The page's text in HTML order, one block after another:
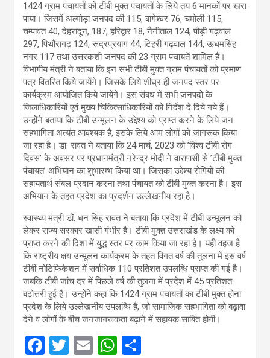
1424 ग्राम पंचायतों को टीबी मुक्त पंचायतों के लिये तय 6 मानकों पर खरा
पाया। जिसमें अल्मोड़ा जनपद की 115, बागेश्वर 76, चमोली 115,
चम्पावत 40, देहरादून, 187, हरिद्वार 18, नैनीताल 124, पौड़ी गढ़वाल
297, पिथौरागढ़ 124, रूद्रप्रयाग 44, टिहरी गढ़वाल 144, ऊधमसिंह
नगर 117 तथा उत्तरकशी जनपद की 23 ग्राम पंचायतें शामिल है।
विभागीय मंत्री ने बताया कि इन सभी टीबी मुक्त ग्राम पंचायतों को प्रमाण
पत्र वितरित किये जायेंगे। जिसके लिये शीघ्र ही जनपद स्तर पर
कार्यक्रम आयोजित किये जायेंगे। इस संबंध में सभी जनपदों के
जिलाधिकारियों एवं मुख्य चिकित्साधिकारियों को निर्देश दे दिये गये हैं।
उन्होंने बताया कि टीबी उन्मूलन के उद्देश्य को प्राप्त करने के लिये जन
सहभागिता अत्यंत आवश्यक है, इसके लिये आम लोगों को जागरूक किया
जा रहा है। डा. रावत ने बताया कि 24 मार्च, 2023 को ’विश्व टीबी रोग
दिवस’ के अवसर पर प्रधानमंत्री नरेन्द्र मोदी ने वाराणसी से ’टीबी मुक्त
पंचायत’ अभियान का शुभारम्भ किया था। जिसका उद्देश्य रोगियों की
सहायतार्थ संबल प्रदान करना तथा पंचायत को टीबी मुक्त करना है। इस
अभियान के तहत प्रदेश का प्रदर्शन उल्लेखनीय रहा है।
स्वास्थ्य मंत्री डॉ. धन सिंह रावत ने बताया कि प्रदेश में टीबी उन्मूलन को
लेकर राज्य सरकार खासी गंभीर है। टीबी मुक्त उत्तराखंड के लक्ष्य को
प्राप्त करने की दिशा में युद्ध स्तर पर काम किया जा रहा है। यही वहज है
कि राष्ट्रीय क्षय उन्मूलन कार्यक्रम के तहत विगत वर्ष की तुलना में इस वर्ष
टीबी नोटिफिकेशन में सर्वाधिक 110 प्रतिशत उपलब्धि प्राप्त की गई है।
जबकि टीबी जांच दर में पिछले वर्ष की तुलना में प्रदेश में 45 प्रतिशत
बढ़ोत्तरी हुई है। उन्होंने कहा कि 1424 ग्राम पंचायतों का टीबी मुक्त होना
प्रदेश के लिये उल्लेखनीय उपलब्धि है, जो सामाजिक सहभागिता को बढ़ावा
देने व लोगों के बीच जनजागरूकता बढ़ाने में सहायक साबित होगी।
F
T
E
W